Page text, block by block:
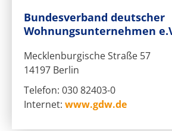
Bundesverband deutscher
Wohnungsunternehmen
Mecklenburgische Straße 57
14197 Berlin
Telefon: 030 82403-0
Internet: www.gdw.de